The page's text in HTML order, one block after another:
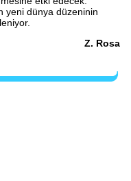
yeni dünya düzeninin
Z. Rosa